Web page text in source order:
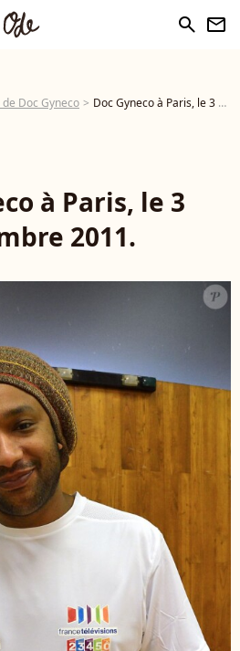
search newsletter
de Doc Gyneco Doc Gyneco à Paris, le 3 décembre 2011. - Photo
à Paris, le 3
2011.